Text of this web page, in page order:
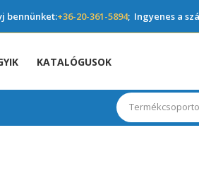
bennünket:+36-20-361-5894; Ingyenes a
KATALÓGUSOK